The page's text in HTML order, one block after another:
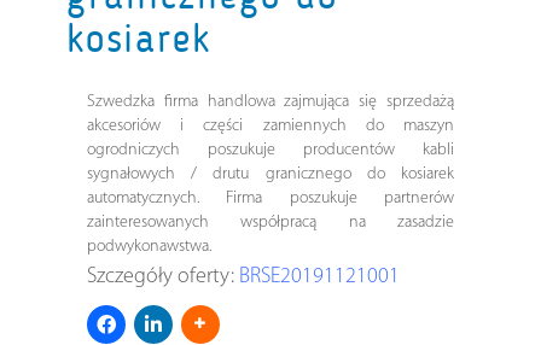
kosiarek
Szwedzka firma handlowa zajmująca się sprzedażą
akcesoriów i części zamiennych do maszyn
ogrodniczych poszukuje producentów kabli
sygnałowych / drutu granicznego do kosiarek
automatycznych. Firma poszukuje partnerów
zainteresowanych współpracą na zasadzie
podwykonawstwa.
Szczegóły oferty: BRSE20191121001